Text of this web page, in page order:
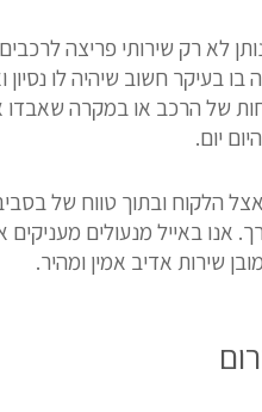
לא רק שירותי פריצה
חשוב שיהיה לו
של הרכב או במקרה
יום.
הלקוח ובתוך טווח של
באייל מנעולים מעניקים
שירות אדיב אמין ומהיר.